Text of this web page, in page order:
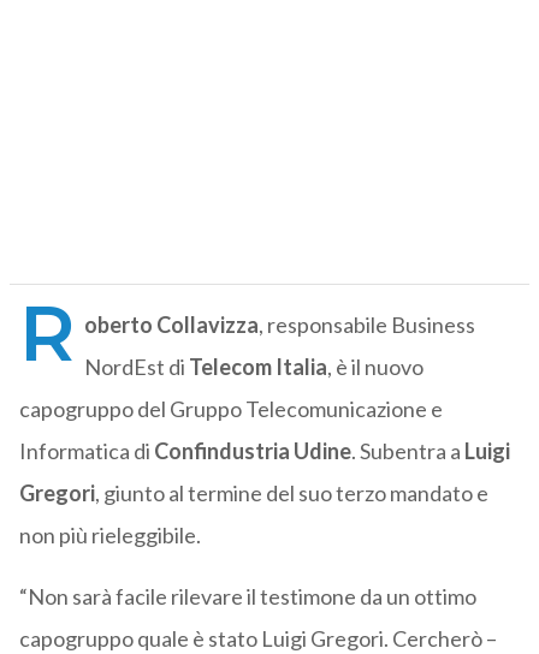
R oberto Collavizza, responsabile Business
NordEst di Telecom Italia, è il nuovo
capogruppo del Gruppo Telecomunicazione e
Informatica di Confindustria Udine. Subentra a Luigi
Gregori, giunto al termine del suo terzo mandato e
non più rieleggibile.
“Non sarà facile rilevare il testimone da un ottimo
capogruppo quale è stato Luigi Gregori. Cercherò –